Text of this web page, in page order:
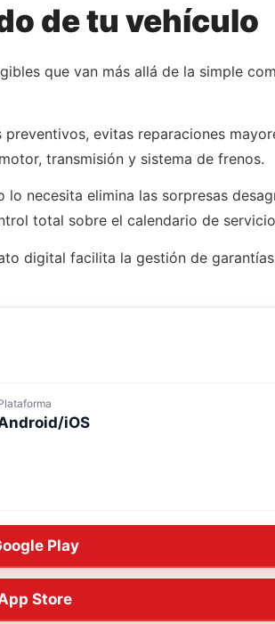
de tu vehículo
que van más allá de la simple
evitas reparaciones
transmisión y sistema de frenos.
necesita elimina las sorpresas
total sobre el calendario de
digital facilita la gestión de
iOS
Play
Store